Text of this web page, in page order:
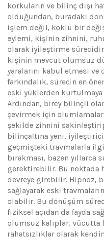
korkuların ve bilinç dışı
olduğundan, buradaki
işlem değil, köklü bir
eylemi, kişinin zihnini,
olarak iyileştirme
kişinin mevcut olumsuz
yaralarını kabul etmesi
farkındalık, sürecin en
eski yüklerden
Ardından, birey bilinçli
çevirmek için
şekilde zihnini
bilinçaltına yeni,
geçmişteki travmalarla
bırakması, bazen yıllarca
gerektirebilir. Bu noktada
devreye girebilir. Hipnoz,
sağlayarak eski
olabilir. Bu dönüşüm
fiziksel açıdan da fayda
olumsuz kalıplar, vücutta
rahatsızlıklar olarak